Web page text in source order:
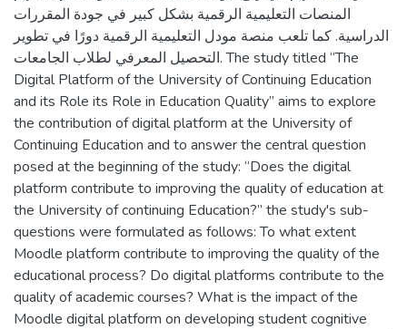
المنصات التعليمية الرقمية بشكل كبير في جودة المقررات
الدراسية. كما تلعب منصة مودل التعليمية الرقمية دورًا في تطوير
التحصيل المعرفي لطلاب الجامعات. The study titled “The
Digital Platform of the University of Continuing Education
and its Role its Role in Education Quality” aims to explore
the contribution of digital platform at the University of
Continuing Education and to answer the central question
posed at the beginning of the study: “Does the digital
platform contribute to improving the quality of education at
the University of continuing Education?” the study's sub-
questions were formulated as follows: To what extent
Moodle platform contribute to improving the quality of the
educational process? Do digital platforms contribute to the
quality of academic courses? What is the impact of the
Moodle digital platform on developing student cognitive